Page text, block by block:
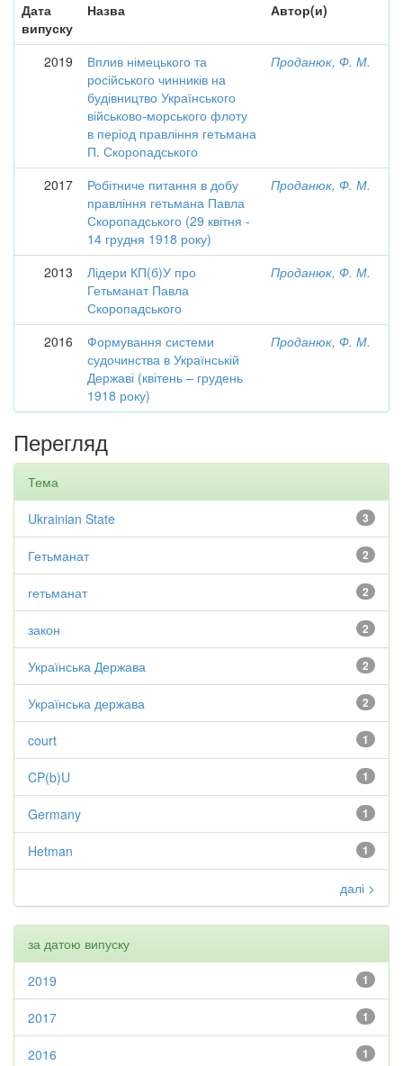
Дата
випуску
Назва Автор(и)
2019
Вплив німецького та
російського чинників на
будівництво Українського
військово-морського флоту
в період правління гетьмана
П. Скоропадського
Проданюк, Ф. М.
2017
Робітниче питання в добу
правління гетьмана Павла
Скоропадського (29 квітня -
14 грудня 1918 року)
Проданюк, Ф. М.
2013
Лідери КП(б)У про
Гетьманат Павла
Скоропадського
Проданюк, Ф. М.
2016
Формування системи
судочинства в Українській
Державі (квітень – грудень
1918 року)
Проданюк, Ф. М.
Перегляд
Тема
3
Ukrainian State
2
Гетьманат
2
гетьманат
2
закон
2
Українська Держава
2
Українська держава
1
court
1
CP(b)U
1
Germany
1
Hetman
далі >
за датою випуску
1
2019
1
2017
1
2016